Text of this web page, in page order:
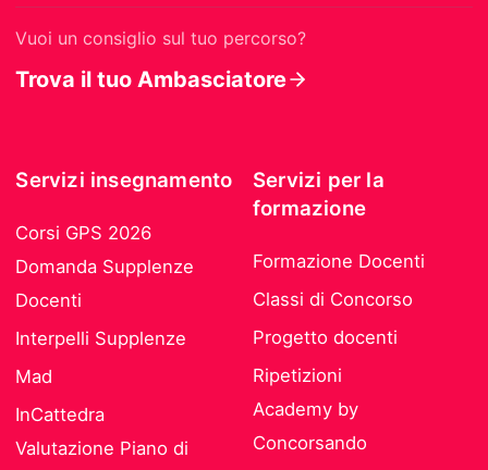
Vuoi un consiglio sul tuo percorso?
Trova il tuo Ambasciatore
Servizi insegnamento
Corsi GPS 2026
Domanda Supplenze
Docenti
Interpelli Supplenze
Mad
InCattedra
Valutazione Piano di
Servizi per la
formazione
Formazione Docenti
Classi di Concorso
Progetto docenti
Ripetizioni
Academy by
Concorsando